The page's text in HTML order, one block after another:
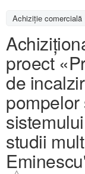
Achizițiе comercială
proect
de
studii